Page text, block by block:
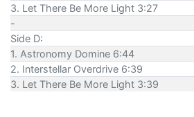
3. Let There Be More Light 3:27
-
Side D:
1. Astronomy Domine 6:44
2. Interstellar Overdrive 6:39
3. Let There Be More Light 3:39